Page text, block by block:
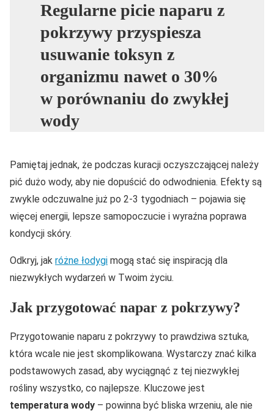
Regularne picie naparu z
pokrzywy przyspiesza
usuwanie toksyn z
organizmu nawet o 30%
w porównaniu do zwykłej
wody
Pamiętaj jednak, że podczas kuracji oczyszczającej należy
pić dużo wody, aby nie dopuścić do odwodnienia. Efekty są
zwykle odczuwalne już po 2-3 tygodniach – pojawia się
więcej energii, lepsze samopoczucie i wyraźna poprawa
kondycji skóry.
Odkryj, jak różne łodygi mogą stać się inspiracją dla
niezwykłych wydarzeń w Twoim życiu.
Jak przygotować napar z pokrzywy?
Przygotowanie naparu z pokrzywy to prawdziwa sztuka,
która wcale nie jest skomplikowana. Wystarczy znać kilka
podstawowych zasad, aby wyciągnąć z tej niezwykłej
rośliny wszystko, co najlepsze. Kluczowe jest
temperatura wody – powinna być bliska wrzeniu, ale nie